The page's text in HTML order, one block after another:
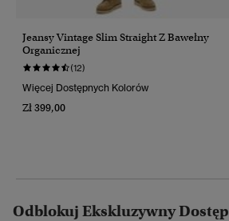
Jeansy Vintage Slim Straight Z Bawełny
Organicznej
(12)
Więcej Dostępnych Kolorów
Zł 399,00
Odblokuj Ekskluzywny Dostęp